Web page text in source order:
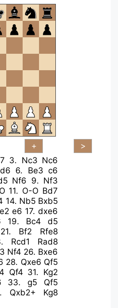
3. Nc3 Nc6
d6 6. Be3 c6
Nf6 9. Nf3
11. O-O Bd7
14. Nb5 Bxb5
e6 17. dxe6
19. Bc4
d5
21. Bf2
Rfe8
Rcd1
Rad8
Nf4 26. Bxe6
28. Qxe6 Qf5
Qf4 31. Kg2
33.g5
Qf5
Qxb2+
Kg8